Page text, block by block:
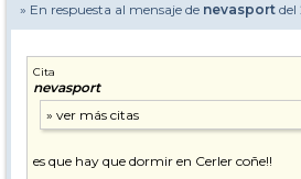
» En respuesta al mensaje de nevasport del
Cita
nevasport
es que hay que dormir en Cerler coñe!!